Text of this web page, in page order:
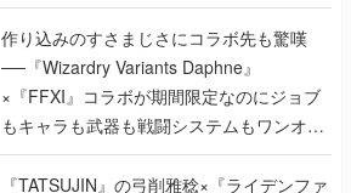
作り込みのすさまじさにコラボ先も驚嘆
──『Wizardry Variants Daphne』
×『FFXI』コラボが期間限定なのにジョブ
もキャラも武器も戦闘システムもワンオフ
で作り込まれた理由を両ディレクターに聞
く
『TATSUJIN』の弓削雅稔×『ライデンファ